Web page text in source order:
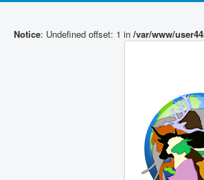
Notice: Undefined offset: 1 in /var/www/